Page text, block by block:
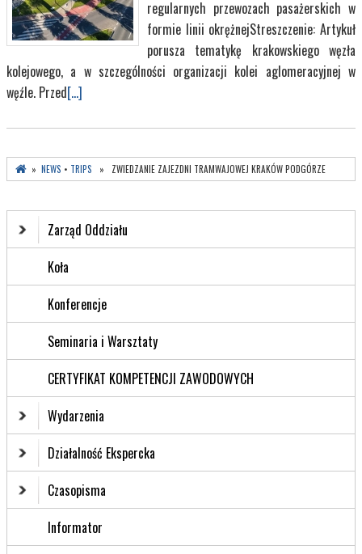
regularnych przewozach pasażerskich w
formie linii okrężnejStreszczenie: Artykuł
porusza tematykę krakowskiego węzła
kolejowego, a w szczególności organizacji kolei aglomeracyjnej w
węźle. Przed[...]
» NEWS • TRIPS » ZWIEDZANIE ZAJEZDNI TRAMWAJOWEJ KRAKÓW PODGÓRZE
Zarząd Oddziału
Koła
Konferencje
Seminaria i Warsztaty
CERTYFIKAT KOMPETENCJI ZAWODOWYCH
Wydarzenia
Działalność Ekspercka
Czasopisma
Informator